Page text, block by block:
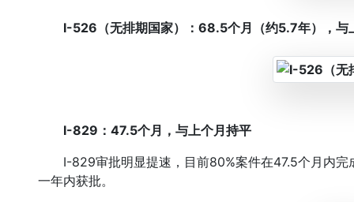
I-526（无排期国家）：68.5个月（约5.7年），与
I-829：47.5个月，与上个月持平
I-829审批明显提速，目前80%案件在47.5个月内完
一年内获批。